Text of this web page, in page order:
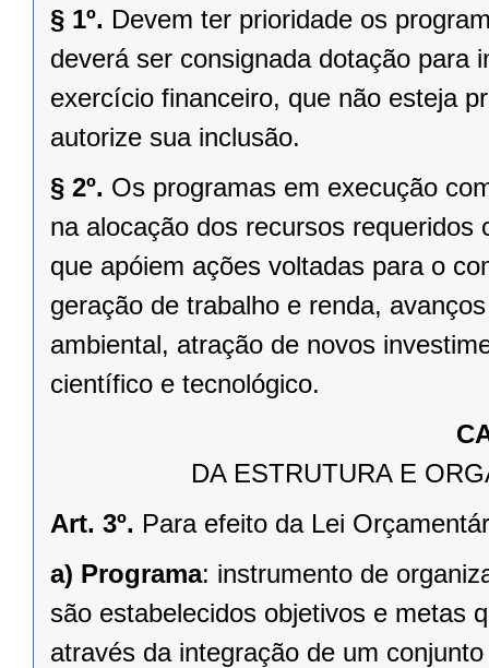
§ 1º. Devem ter prioridade os
deverá ser consignada dotação para
exercício financeiro, que não esteja
autorize sua inclusão.
§ 2º. Os programas em execução
na alocação dos recursos
que apóiem ações voltadas para o
geração de trabalho e renda,
ambiental, atração de novos
científico e tecnológico.
DA ESTRUTURA E
Art. 3º. Para efeito da Lei
a) Programa: instrumento de
são estabelecidos objetivos e metas
através da integração de um